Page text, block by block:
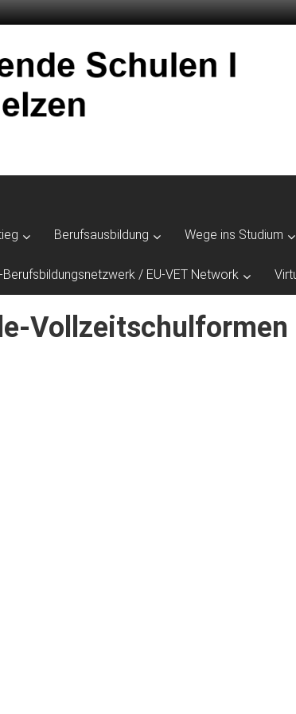
Berufsausbildung Wege ins Studium
Berufsbildungsnetzwerk / EU-VET Network
Vollzeitschulformen